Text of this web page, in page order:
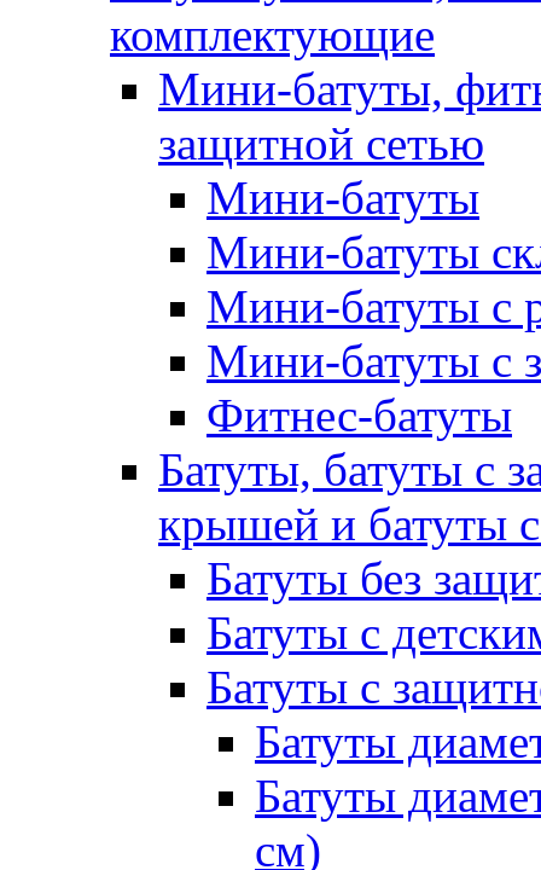
комплектующие
Мини-батуты,
защитной сетью
Мини-батуты
Мини-батуты
Мини-батуты с
Мини-батуты с
Фитнес-батуты
Батуты, батуты с
крышей и батуты
Батуты без
Батуты с
Батуты с
Батуты
Батуты
см)